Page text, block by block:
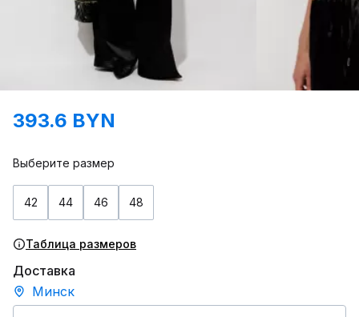
393.6 BYN
Выберите размер
42 44 46 48
Таблица размеров
Доставка
Минск